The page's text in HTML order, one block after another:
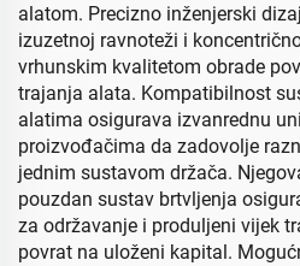
alatom. Precizno inženjerski
izuzetnoj ravnoteži i
vrhunskim kvalitetom obrade
trajanja alata. Kompatibilnost
alatima osigurava izvanrednu
proizvođačima da zadovolje
jednim sustavom držača.
pouzdan sustav brtvljenja
za održavanje i produljeni vijek
povrat na uloženi kapital.